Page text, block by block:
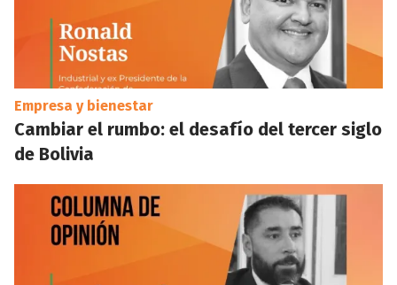
Empresa y bienestar
Cambiar el rumbo: el desafío del tercer siglo
de Bolivia